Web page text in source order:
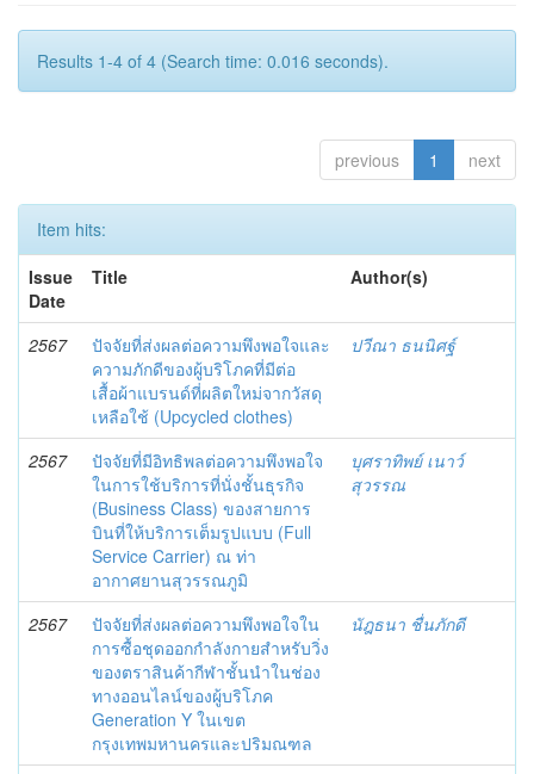
Results 1-4 of 4 (Search time: 0.016 seconds).
previous 1 next
Item hits:
Issue
Date
Title Author(s)
2567
ปัจจัยที่ส่งผลต่อความพึงพอใจและ
ความภักดีของผู้บริโภคที่มีต่อ
เสื้อผ้าแบรนด์ที่ผลิตใหม่จากวัสดุ
เหลือใช้ (Upcycled clothes)
ปวีณา ธนนิศฐ์
2567
ปัจจัยที่มีอิทธิพลต่อความพึงพอใจ
ในการใช้บริการที่นั่งชั้นธุรกิจ
(Business Class) ของสายการ
บินที่ให้บริการเต็มรูปแบบ (Full
Service Carrier) ณ ท่า
อากาศยานสุวรรณภูมิ
บุศราทิพย์ เนาว์
สุวรรณ
2567
ปัจจัยที่ส่งผลต่อความพึงพอใจใน
การซื้อชุดออกกำลังกายสำหรับวิ่ง
ของตราสินค้ากีฬาชั้นนำในช่อง
ทางออนไลน์ของผู้บริโภค
Generation Y ในเขต
กรุงเทพมหานครและปริมณฑล
นัฎธนา ชื่นภักดี